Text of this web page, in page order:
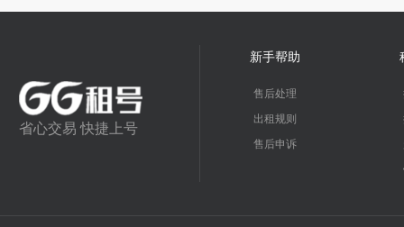
省心交易 快捷上号
新手帮助
售后处理
出租规则
售后申诉